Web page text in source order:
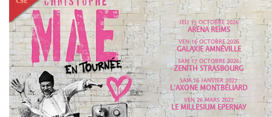
JEU 15 OCTOBRE 2026
ARENA REIMS
VEN 16 OCTOBRE 2026
GALAXIE AMNÉVILLE
SAM 17 OCTOBRE 2026
ZENITH STRASBOURG
SAM 16 JANVIER 2027
L'AXONE MONTBÉLIARD
VEN 26 MARS 2027
LE MILLESIUM EPERNAY